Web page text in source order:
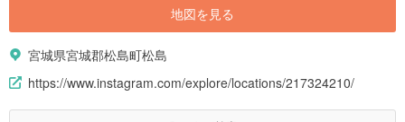
地図を見る
宮城県宮城郡松島町松島
https://www.instagram.com/explore/locations/217324210/